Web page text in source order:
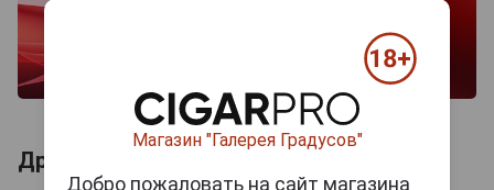
Другие продукты бренда CESKE
Магазин "Галерея Градусов"
Добро пожаловать на сайт магазина